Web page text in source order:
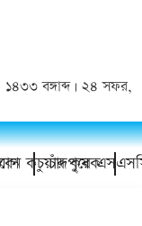
১৪৩৩ বঙ্গাব্দ | ২৪ সফর,
চাঁদপুরে এসএসসি
কচুয়ার কৃষক